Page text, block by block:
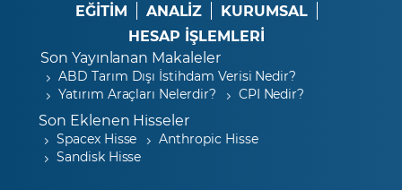
EĞİTİM
ANALİZ
KURUMSAL
HESAP İŞLEMLERİ
Son Yayınlanan Makaleler
ABD Tarım Dışı İstihdam Verisi Nedir?
Yatırım Araçları Nelerdir?
CPI Nedir?
Son Eklenen Hisseler
Spacex Hisse
Anthropic Hisse
Sandisk Hisse